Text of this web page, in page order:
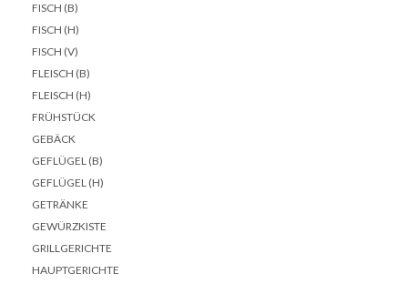
FISCH (B)
FISCH (H)
FISCH (V)
FLEISCH (B)
FLEISCH (H)
FRÜHSTÜCK
GEBÄCK
GEFLÜGEL (B)
GEFLÜGEL (H)
GETRÄNKE
GEWÜRZKISTE
GRILLGERICHTE
HAUPTGERICHTE